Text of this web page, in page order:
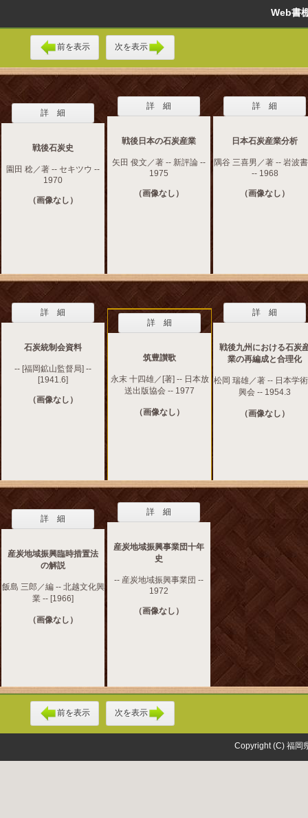
Web
前を表示 次を表示
詳 細
戦後石炭史
園田 稔／著 -- セキツウ --
1970
（画像なし）
詳 細
戦後日本の石炭産業
矢田 俊文／著 -- 新評論 --
1975
（画像なし）
詳 細
日本石炭産業分析
隅谷 三喜男／著 -- 岩波
-- 1968
（画像なし）
詳 細
石炭統制会資料
-- [福岡鉱山監督局] --
[1941.6]
（画像なし）
詳 細
筑豊讃歌
永末 十四雄／[著] -- 日本放
送出版協会 -- 1977
（画像なし）
詳 細
戦後九州における石炭
業の再編成と合理化
松岡 瑞雄／著 -- 日本学
興会 -- 1954.3
（画像なし）
詳 細
産炭地域振興臨時措置法
の解説
飯島 三郎／編 -- 北越文化興
業 -- [1966]
（画像なし）
詳 細
産炭地域振興事業団十年
史
-- 産炭地域振興事業団 --
1972
（画像なし）
前を表示 次を表示
Copyright (C) 福岡